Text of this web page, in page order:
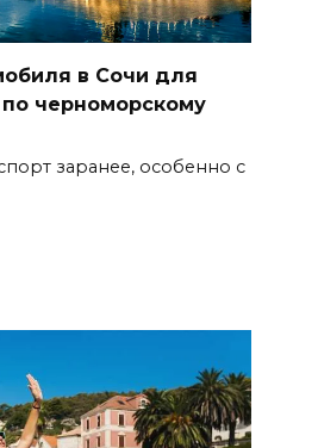
в Сочи для
черноморскому
заранее, особенно с